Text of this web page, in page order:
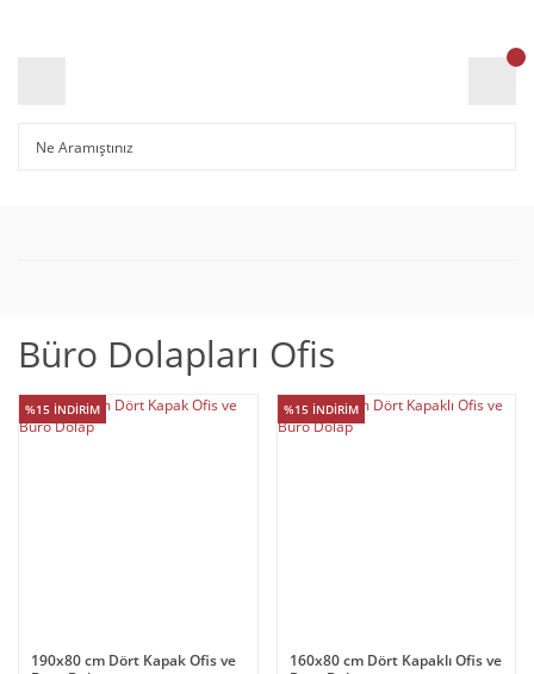
Büro Dolapları Ofis
%15 İNDİRİM
190x80 cm Dört Kapak Ofis ve
%15 İNDİRİM
160x80 cm Dört Kapaklı Ofis ve